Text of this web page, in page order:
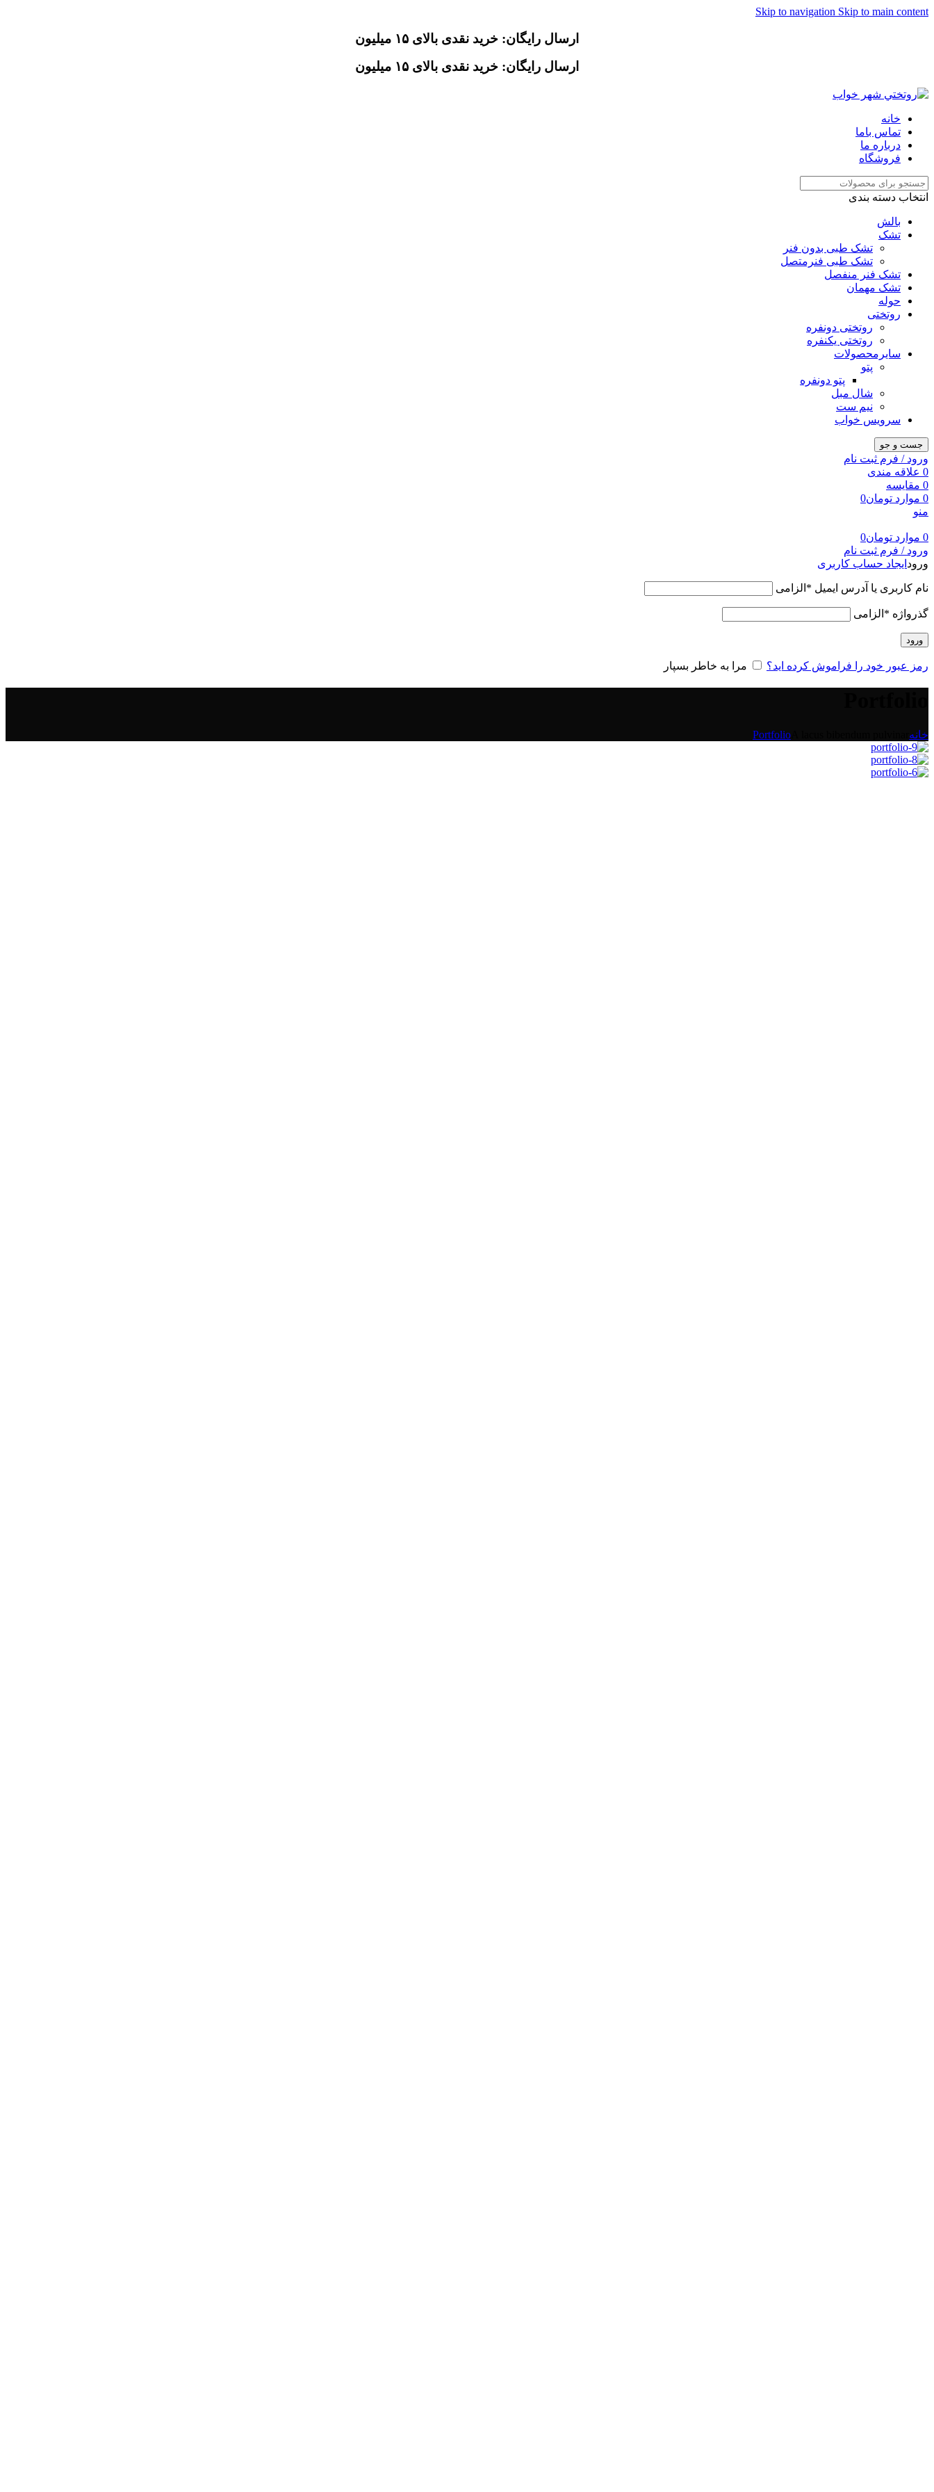
Skip to navigation Skip to main content
ارسال رایگان: خرید نقدی بالای ۱۵ میلیون
ارسال رایگان: خرید نقدی بالای ۱۵ میلیون
خانه
تماس باما
درباره ما
فروشگاه
انتخاب دسته بندی
بالش
تشک
تشک طبی بدون فنر
تشک طبی فنرمتصل
تشک فنر منفصل
تشک مهمان
حوله
روتختی
روتختی دونفره
روتختی یکنفره
سایرمحصولات
پتو
پتو دونفره
شال مبل
نیم ست
سرویس خواب
جست و جو
ورود / فرم ثبت نام
0 علاقه مندی
0 مقایسه
0 موارد تومان0
منو
0 موارد تومان0
ورود / فرم ثبت نام
ورود ایجاد حساب کاربری
نام کاربری یا آدرس ایمیل * الزامی
گذرواژه * الزامی
ورود
رمز عبور خود را فراموش کرده اید؟ مرا به خاطر بسپار
خانه Portfolio